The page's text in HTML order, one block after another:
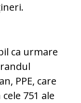
ca urmare
PPE, care
751 ale